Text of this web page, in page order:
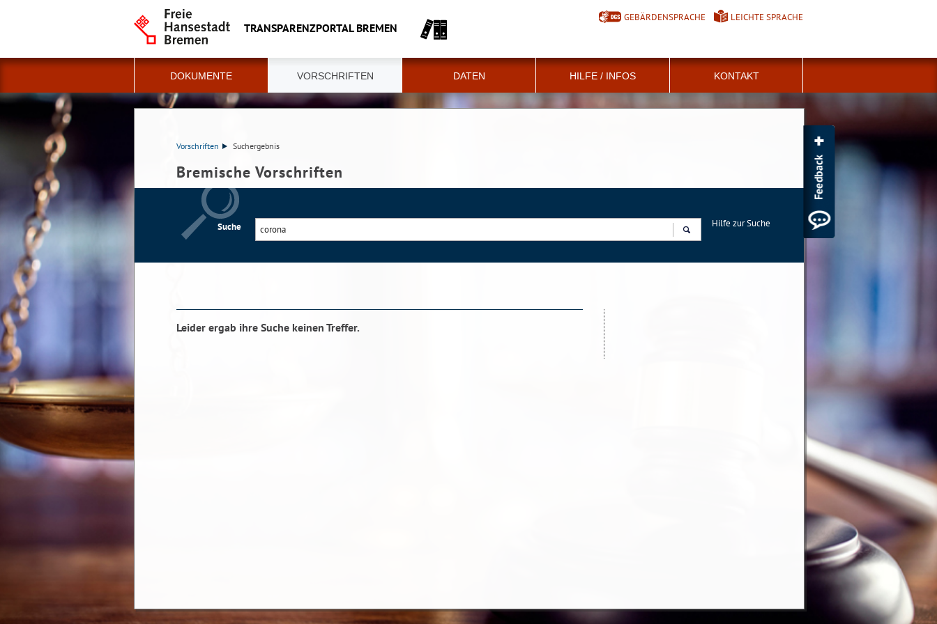
TRANSPARENZPORTAL BREMEN
GEBÄRDENSPRACHE LEICHTE SPRACHE
DOKUMENTE VORSCHRIFTEN DATEN HILFE / INFOS KONTAKT
Vorschriften Suchergebnis
Bremische Vorschriften
Suche
Hilfe zur Suche
Leider ergab ihre Suche keinen Treffer.